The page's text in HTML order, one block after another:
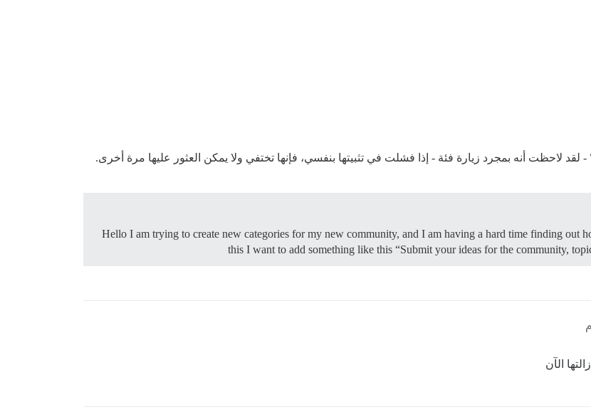
لاحظت أنه بمجرد زيارة فئة - إذا فشلت في تثبيتها بنفسي، فإنها تختفي ولا يمكن العثور عليها مرة أخرى.
Hello I am trying to create new categories for my new community, and I am having a hard time finding out
this I want to add something like this “Submit your ideas for the community,
الآن